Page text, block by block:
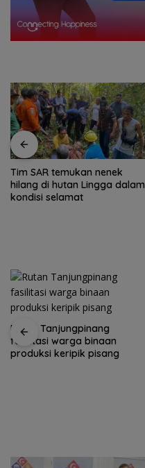
Tim SAR temukan nenek
hilang di hutan Lingga dalam
kondisi selamat
Rutan Tanjungpinang
fasilitasi warga binaan
produksi keripik pisang